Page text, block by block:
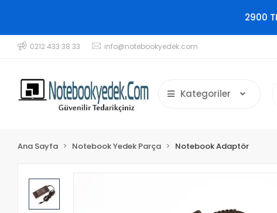
2900
0212 433 38 33 info@notebookyedek.com
Kategoriler
Ana Sayfa Notebook Yedek Parça Notebook Adaptör